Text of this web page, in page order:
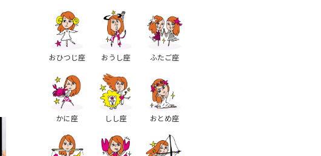
おひつじ座 おうし座 ふたご座
かに座 しし座 おとめ座